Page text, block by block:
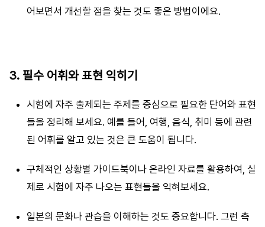
어보면서 개선할 점을 찾는 것도 좋은 방법이에요.
3. 필수 어휘와 표현 익히기
시험에 자주 출제되는 주제를 중심으로 필요한 단어와 표현
들을 정리해 보세요. 예를 들어, 여행, 음식, 취미 등에 관련
된 어휘를 알고 있는 것은 큰 도움이 됩니다.
구체적인 상황별 가이드북이나 온라인 자료를 활용하여, 실
제로 시험에 자주 나오는 표현들을 익혀보세요.
일본의 문화나 관습을 이해하는 것도 중요합니다. 그런 측